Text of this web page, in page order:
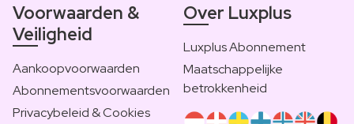
Voorwaarden &
Veiligheid
Aankoopvoorwaarden
Abonnementsvoorwaarden
Privacybeleid & Cookies
Over Luxplus
Luxplus Abonnement
Maatschappelijke
betrokkenheid